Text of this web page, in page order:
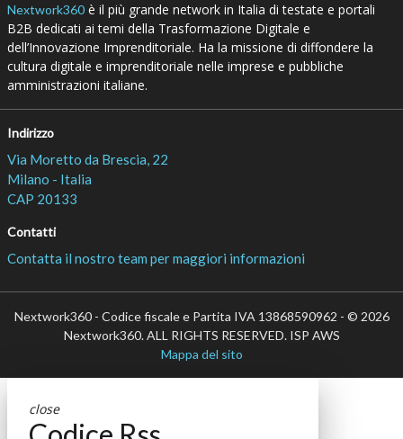
Nextwork360è il più grande network in Italia di testate e portali
B2B dedicati ai temi della Trasformazione Digitale e
dell’Innovazione Imprenditoriale. Ha la missione di diffondere la
cultura digitale e imprenditoriale nelle imprese e pubbliche
amministrazioni italiane.
Indirizzo
Via Moretto da Brescia, 22
Milano - Italia
CAP 20133
Contatti
Contatta il nostro team per maggiori informazioni
Nextwork360 - Codice fiscale e Partita IVA 13868590962 - © 2026
Nextwork360. ALL RIGHTS RESERVED. ISP AWS
Mappa del sito
close